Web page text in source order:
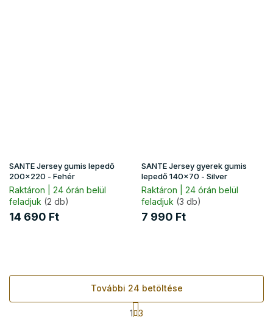
SANTE Jersey gumis lepedő
200x220 - Fehér
Raktáron | 24 órán belül
feladjuk (2 db)
14 690 Ft
SANTE Jersey gyerek gumis
lepedő 140x70 - Silver
Raktáron | 24 órán belül
feladjuk (3 db)
7 990 Ft
További 24 betöltése
L
1 3